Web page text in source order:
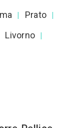
| Prato |
Livorno |